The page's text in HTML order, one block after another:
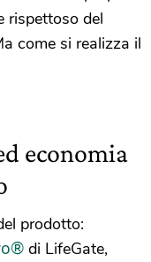
rispettoso del
come si realizza il
economia
prodotto:
di LifeGate,